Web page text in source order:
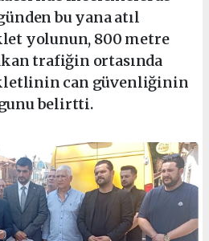
bu yana atıl
yolunun, 800 metre
trafiğin ortasında
can güvenliğinin
belirtti.